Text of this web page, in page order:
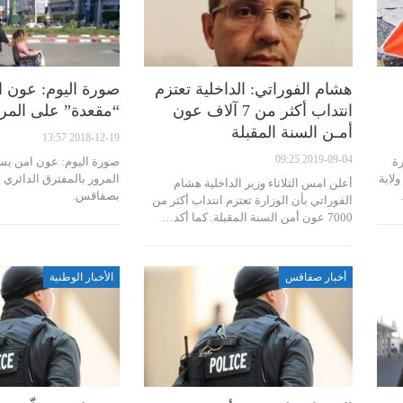
سيارة
هشام الفوراتي: الداخلية تعتزم
انتداب أكثر من 7 آلاف عون
أمـن السنة المقبلة
2019-09-04 09:25
أعلن امس الثلاثاء وزير الداخلية هشام
الفوراتي بأن الوزارة تعتزم انتداب أكثر من
7000 عون أمن السنة المقبلة. كما أكد…
صورة اليوم: عون
“مقعدة” على
2018-12-19 13:57
صورة اليوم: عون امن
المرور بالمفترق
بصفاقس.
أخبار صفاقس الأخبار الوطنية